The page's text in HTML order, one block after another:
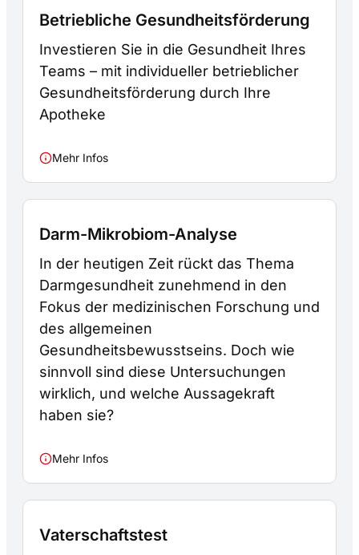
Betriebliche Gesundheitsförderung
Investieren Sie in die Gesundheit Ihres
Teams – mit individueller betrieblicher
Gesundheitsförderung durch Ihre
Apotheke
Mehr Infos
Darm-Mikrobiom-Analyse
In der heutigen Zeit rückt das Thema
Darmgesundheit zunehmend in den
Fokus der medizinischen Forschung und
des allgemeinen
Gesundheitsbewusstseins. Doch wie
sinnvoll sind diese Untersuchungen
wirklich, und welche Aussagekraft
haben sie?
Mehr Infos
Vaterschaftstest